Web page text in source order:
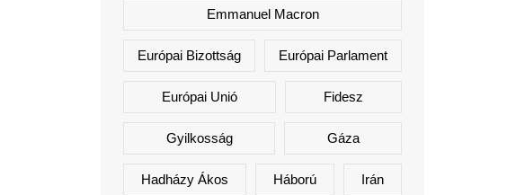
Emmanuel Macron
Európai Bizottság Európai Parlament
Európai Unió Fidesz
Gyilkosság Gáza
Hadházy Ákos Háború Irán